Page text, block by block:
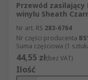
Przewód zasilający
winylu Sheath
Nr art. RS 283-6764
Nr części producenta
Suma częściowa (1
44,55 zł(bez VAT)
Ilość